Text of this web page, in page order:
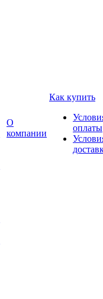
О
компании
Как купить
оплаты